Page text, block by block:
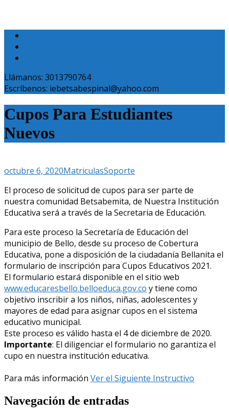
Llámanos: 3013790764
Escríbenos: iebetsabespinal@yahoo.com
Cupos Para Estudiantes
Nuevos
octubre 6, 2020MatriculasSoporte
El proceso de solicitud de cupos para ser parte de
nuestra comunidad Betsabemita, de Nuestra Institución
Educativa será a través de la Secretaria de Educación.
Para este proceso la Secretaría de Educación del
municipio de Bello, desde su proceso de Cobertura
Educativa, pone a disposición de la ciudadanía Bellanita el
formulario de inscripción para Cupos Educativos 2021.
El formulario estará disponible en el sitio web
www.educaresbello.belloeduca.gov.co y tiene como
objetivo inscribir a los niños, niñas, adolescentes y
mayores de edad para asignar cupos en el sistema
educativo municipal.
Este proceso es válido hasta el 4 de diciembre de 2020.
Importante: El diligenciar el formulario no garantiza el
cupo en nuestra institución educativa.
Para más información Ver el Siguiente Instructivo
Navegación de entradas